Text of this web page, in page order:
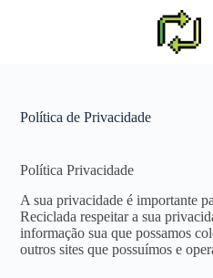
Política de Privacidade
Política Privacidade
A sua privacidade é importante
Reciclada respeitar a sua
informação sua que possamos
outros sites que possuímos e